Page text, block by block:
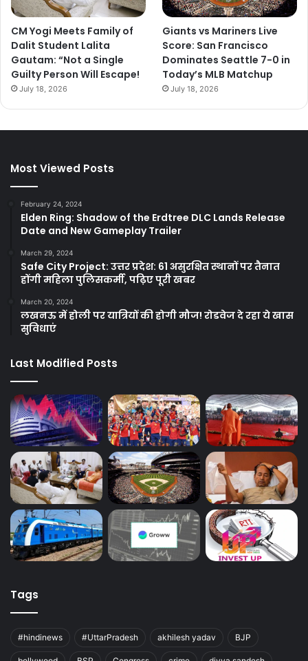
CM Yogi Meets Family of
Dalit Student Lalita
Gautam: “Not a Single
Guilty Person Will Escape!
July 18, 2026
Giants vs Mariners Live
Score: San Francisco
Dominates Seattle 7-0 in
Today’s MLB Matchup
July 18, 2026
Most Viewed Posts
February 24, 2024
Elden Ring: Shadow of the Erdtree DLC Lands Release
Date and New Gameplay Trailer
March 29, 2024
Safe City Project: उत्तर प्रदेश: 61 असुरक्षित स्थानों पर तैनात
होंगी महिला पुलिसकर्मी, पढ़िए पूरी खबर
March 20, 2024
लखनऊ में होली पर यात्रियों की होगी मौज! रोडवेज दे रहा ये खास
सुविधाएं
Last Modified Posts
Tags
#hindinews #UttarPradesh akhilesh yadav BJP